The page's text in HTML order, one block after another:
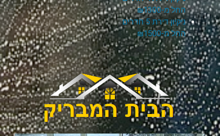
החל מ-₪1300
ניקיון דירת 5 חדרים
החל מ-₪1500